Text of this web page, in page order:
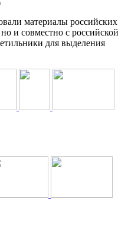
материалы российских
и совместно с российской
для выделения